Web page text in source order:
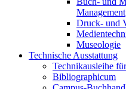
Management
Druck- und
Museologie
Technische Ausstattung
Technikausleihe
Bibliographicum